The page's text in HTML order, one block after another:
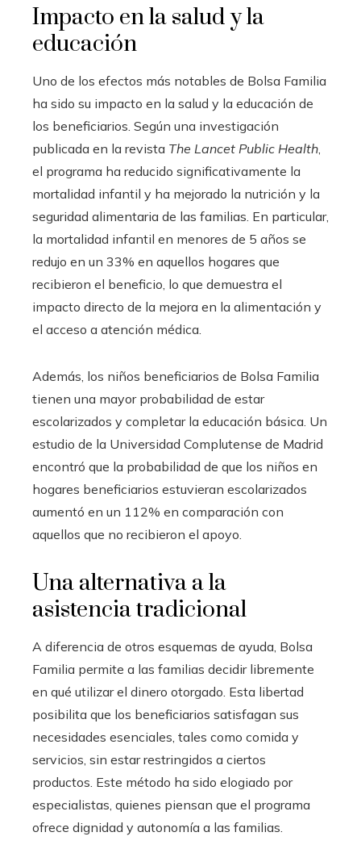
Impacto en la salud y la
educación
Uno de los efectos más notables de Bolsa Familia
ha sido su impacto en la salud y la educación de
los beneficiarios. Según una investigación
publicada en la revista The Lancet Public Health
el programa ha reducido significativamente la
mortalidad infantil y ha mejorado la nutrición y la
seguridad alimentaria de las familias. En particular,
la mortalidad infantil en menores de 5 años se
redujo en un 33% en aquellos hogares que
recibieron el beneficio, lo que demuestra el
impacto directo de la mejora en la alimentación y
el acceso a atención médica.
Además, los niños beneficiarios de Bolsa Familia
tienen una mayor probabilidad de estar
escolarizados y completar la educación básica. Un
estudio de la Universidad Complutense de Madrid
encontró que la probabilidad de que los niños en
hogares beneficiarios estuvieran escolarizados
aumentó en un 112% en comparación con
aquellos que no recibieron el apoyo.
Una alternativa a la
asistencia tradicional
A diferencia de otros esquemas de ayuda, Bolsa
Familia permite a las familias decidir libremente
en qué utilizar el dinero otorgado. Esta libertad
posibilita que los beneficiarios satisfagan sus
necesidades esenciales, tales como comida y
servicios, sin estar restringidos a ciertos
productos. Este método ha sido elogiado por
especialistas, quienes piensan que el programa
ofrece dignidad y autonomía a las familias.